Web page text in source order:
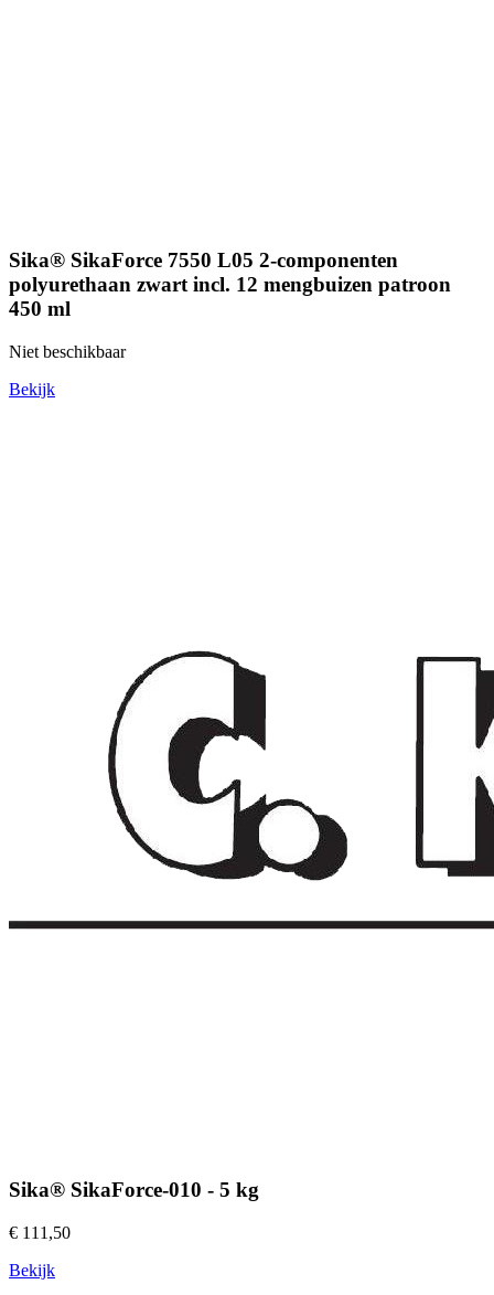
Sika® SikaForce 7550 L05 2-componenten
polyurethaan zwart incl. 12 mengbuizen patroon
450 ml
Niet beschikbaar
Bekijk
Sika® SikaForce-010 - 5 kg
€ 111,50
Bekijk